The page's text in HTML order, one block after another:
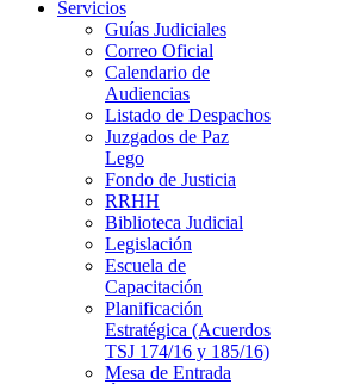
Servicios
Guías Judiciales
Correo Oficial
Calendario de
Audiencias
Listado de Despachos
Juzgados de Paz
Lego
Fondo de Justicia
RRHH
Biblioteca Judicial
Legislación
Escuela de
Capacitación
Planificación
Estratégica (Acuerdos
TSJ 174/16 y 185/16)
Mesa de Entrada